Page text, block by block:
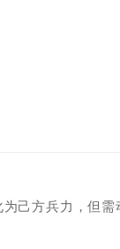
己方兵力，但